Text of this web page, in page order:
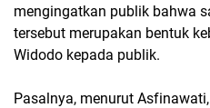
mengingatkan publik bahwa
tersebut merupakan bentuk
Widodo kepada publik.
Pasalnya, menurut